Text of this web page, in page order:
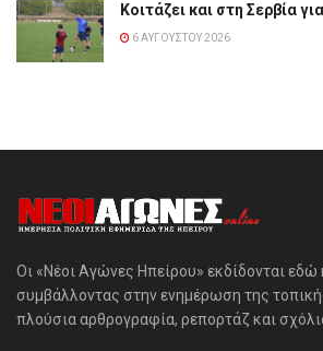
Κοιτάζει και στη Σερβία
6 ΑΥΓΟΎΣΤΟΥ 2026
Οι «Νέοι Αγώνες Ηπείρου» εκδίδονται εδώ
συμβάλλοντας στην ενημέρωση της
πλούσια αρθρογραφία, ρεπορτάζ και